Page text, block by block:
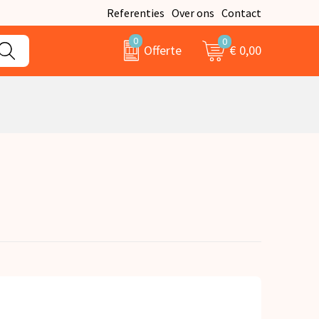
Referenties Over ons Contact
0
Offerte
0
€ 0,00